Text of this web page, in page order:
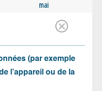
mai
(par exemple
l’appareil ou de la